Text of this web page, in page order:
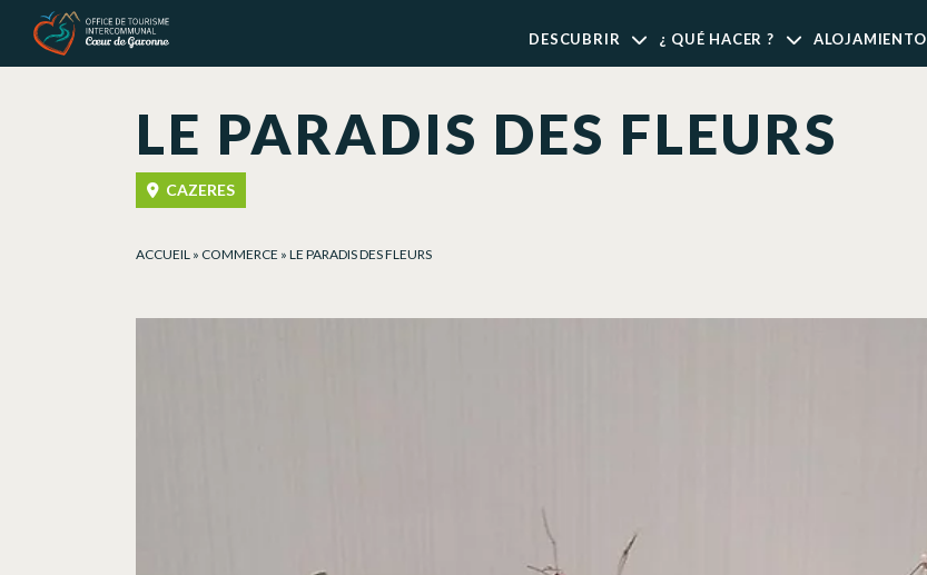
DESCUBRIR ¿ QUÉ HACER ? ALOJAMIENTO
LE PARADIS DES FLEURS
CAZERES
ACCUEIL » COMMERCE » LE PARADIS DES FLEURS
Panel de gestión de cookies